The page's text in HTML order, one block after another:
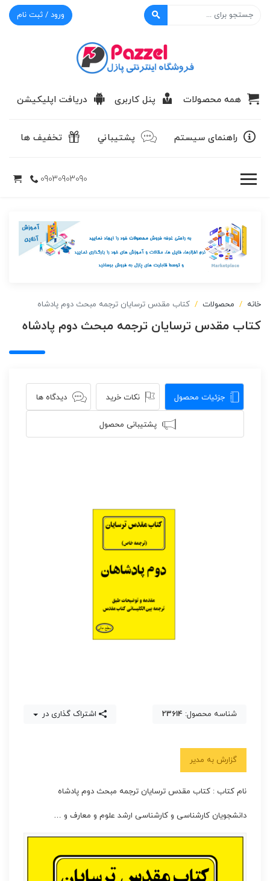
ورود / ثبت نام
همه محصولات پنل کاربری دریافت اپلیکیشن
راهنمای سیستم پشتيباني تخفیف ها
09030903090
خانه محصولات کتاب مقدس ترسایان ترجمه مبحث دوم پادشاه
کتاب مقدس ترسایان ترجمه مبحث دوم پادشاه
جزئیات محصول نکات خرید دیدگاه ها
پشتیبانی محصول
شناسه محصول: 23614 اشتراک گذاری در
گزارش به مدیر
نام کتاب : کتاب مقدس ترسایان ترجمه مبحث دوم پادشاه
دانشجویان کارشناسی و کارشناسی ارشد علوم و معارف و …